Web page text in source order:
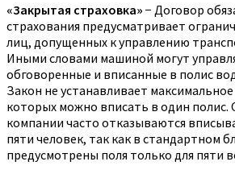
«Закрытая страховка» − Договор
страхования предусматривает
лиц, допущенных к управлению
Иными словами машиной могут
обговоренные и вписанные в полис
Закон не устанавливает
которых можно вписать в один полис.
компании часто отказываются
пяти человек, так как в стандартном
предусмотрены поля только для пяти